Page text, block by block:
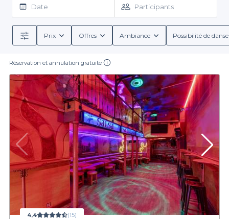
Date Participants
Prix Offres Ambiance Possibilité de
Réservation et annulation gratuite
4,4 (15)